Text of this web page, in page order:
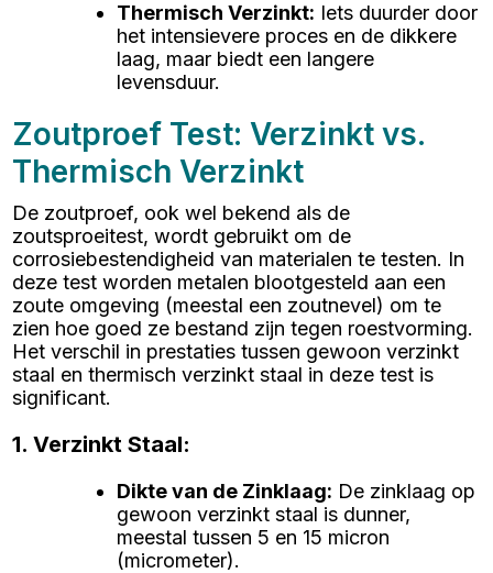
Thermisch Verzinkt: Iets duurder door
het intensievere proces en de dikkere
laag, maar biedt een langere
levensduur.
Zoutproef Test: Verzinkt vs.
Thermisch Verzinkt
De zoutproef, ook wel bekend als de
zoutsproeitest, wordt gebruikt om de
corrosiebestendigheid van materialen te testen. In
deze test worden metalen blootgesteld aan een
zoute omgeving (meestal een zoutnevel) om te
zien hoe goed ze bestand zijn tegen roestvorming.
Het verschil in prestaties tussen gewoon verzinkt
staal en thermisch verzinkt staal in deze test is
significant.
1. Verzinkt Staal:
Dikte van de Zinklaag: De zinklaag op
gewoon verzinkt staal is dunner,
meestal tussen 5 en 15 micron
(micrometer).